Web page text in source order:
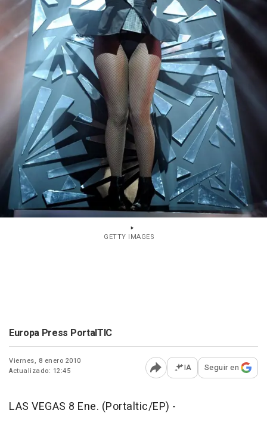
GETTY IMAGES
Europa Press PortalTIC
Viernes, 8 enero 2010
Actualizado: 12:45
Abrir opciones para
IA Seguir en
LAS VEGAS 8 Ene. (Portaltic/EP) -